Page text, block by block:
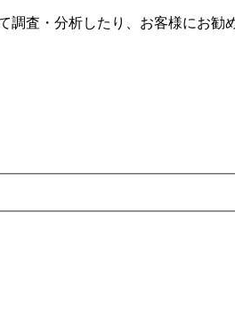
査・分析したり、お客様にお勧